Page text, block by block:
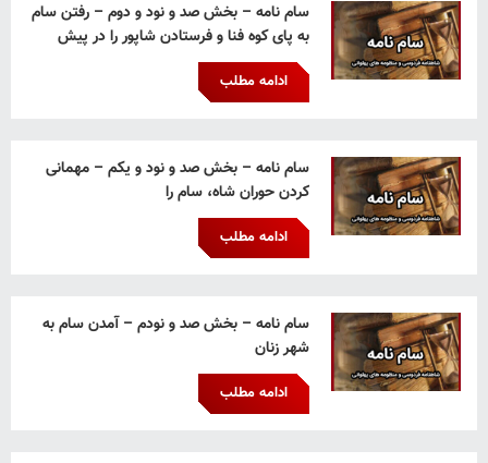
سام نامه – بخش صد و نود و دوم – رفتن سام
به پای کوه فنا و فرستادن شاپور را در پیش
ادامه مطلب
سام نامه – بخش صد و نود و یکم – مهمانی
کردن حوران شاه، سام را
ادامه مطلب
سام نامه – بخش صد و نودم – آمدن سام به
شهر زنان
ادامه مطلب